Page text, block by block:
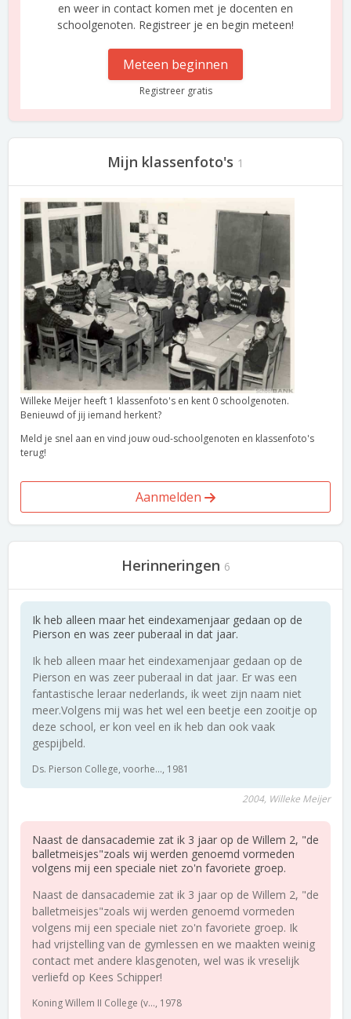
en weer in contact komen met je docenten en
schoolgenoten. Registreer je en begin meteen!
Meteen beginnen
Registreer gratis
Mijn klassenfoto's 1
Willeke Meijer heeft 1 klassenfoto's en kent 0 schoolgenoten.
Benieuwd of jij iemand herkent?
Meld je snel aan en vind jouw oud-schoolgenoten en klassenfoto's
terug!
Aanmelden
Herinneringen 6
Ik heb alleen maar het eindexamenjaar gedaan op de
Pierson en was zeer puberaal in dat jaar.
Ik heb alleen maar het eindexamenjaar gedaan op de
Pierson en was zeer puberaal in dat jaar. Er was een
fantastische leraar nederlands, ik weet zijn naam niet
meer.Volgens mij was het wel een beetje een zooitje op
deze school, er kon veel en ik heb dan ook vaak
gespijbeld.
Ds. Pierson College, voorhe..., 1981
2004, Willeke Meijer
Naast de dansacademie zat ik 3 jaar op de Willem 2, "de
balletmeisjes"zoals wij werden genoemd vormeden
volgens mij een speciale niet zo'n favoriete groep.
Naast de dansacademie zat ik 3 jaar op de Willem 2, "de
balletmeisjes"zoals wij werden genoemd vormeden
volgens mij een speciale niet zo'n favoriete groep. Ik
had vrijstelling van de gymlessen en we maakten weinig
contact met andere klasgenoten, wel was ik vreselijk
verliefd op Kees Schipper!
Koning Willem II College (v..., 1978